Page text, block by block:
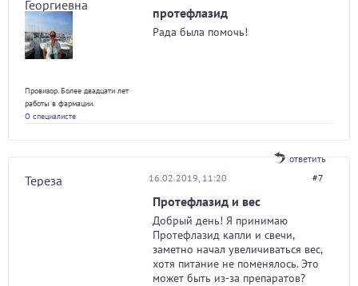
Георгиевна
Провизор. Более двадцати лет
работы в фармации.
О специалисте
протефлазид
Рада была помочь!
ответить
Тереза 16.02.2019, 11:20 #7
Протефлазид и вес
Добрый день! Я принимаю
Протефлазид капли и свечи,
заметно начал увеличиваться вес,
хотя питание не поменялось. Это
может быть из-за препаратов?